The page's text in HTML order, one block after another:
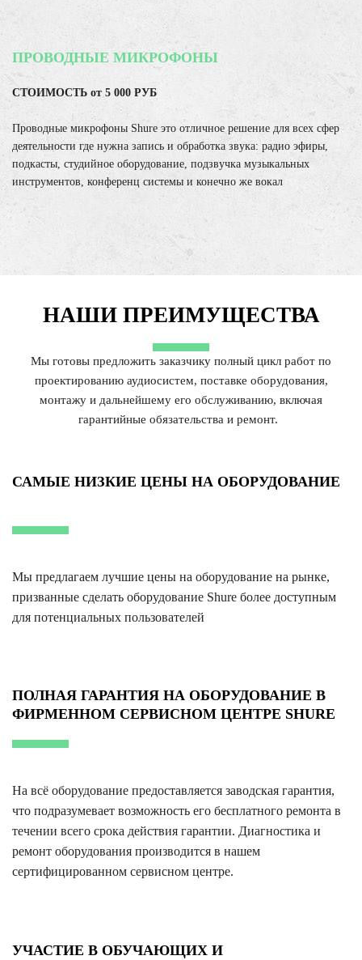
ПРОВОДНЫЕ МИКРОФОНЫ
СТОИМОСТЬ от 5 000 РУБ
Проводные микрофоны Shure это отличное решение для всех сфер
деятельности где нужна запись и обработка звука: радио эфиры,
подкасты, студийное оборудование, подзвучка музыкальных
инструментов, конференц системы и конечно же вокал
НАШИ ПРЕИМУЩЕСТВА
Мы готовы предложить заказчику полный цикл работ по
проектированию аудиосистем, поставке оборудования,
монтажу и дальнейшему его обслуживанию, включая
гарантийные обязательства и ремонт.
САМЫЕ НИЗКИЕ ЦЕНЫ НА ОБОРУДОВАНИЕ
Мы предлагаем лучшие цены на оборудование на рынке,
призванные сделать оборудование Shure более доступным
для потенциальных пользователей
ПОЛНАЯ ГАРАНТИЯ НА ОБОРУДОВАНИЕ В
ФИРМЕННОМ СЕРВИСНОМ ЦЕНТРЕ SHURE
На всё оборудование предоставляется заводская гарантия,
что подразумевает возможность его бесплатного ремонта в
течении всего срока действия гарантии. Диагностика и
ремонт оборудования производится в нашем
сертифицированном сервисном центре.
УЧАСТИЕ В ОБУЧАЮЩИХ И